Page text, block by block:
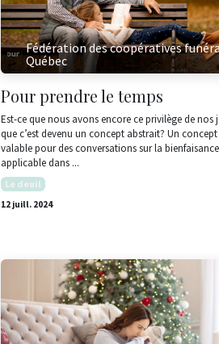
Fédération des coopératives
Québec
Pour prendre le temps
Est-ce que nous avons encore ce privilège de nos
que c’est devenu un concept abstrait? Un
valable pour des conversations sur la
applicable dans ...
Le deuil
12 juill. 2024